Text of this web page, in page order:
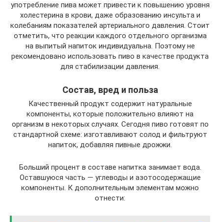
употребление пива может привести к повышению уровня
холестерина в крови, даже образованию инсульта и
колебаниям показателей артериального давления. Стоит
отметить, что реакции каждого отдельного организма
на выпитый напиток индивидуальна. Поэтому не
рекомендовано использовать пиво в качестве продукта
для стабилизации давления.
Состав, вред и польза
Качественный продукт содержит натуральные
компоненты, которые положительно влияют на
организм в некоторых случаях. Сегодня пиво готовят по
стандартной схеме: изготавливают солод и фильтруют
напиток, добавляя пивные дрожжи.
Больший процент в составе напитка занимает вода.
Оставшуюся часть — углеводы и азотосодержащие
компоненты. К дополнительным элементам можно
отнести: